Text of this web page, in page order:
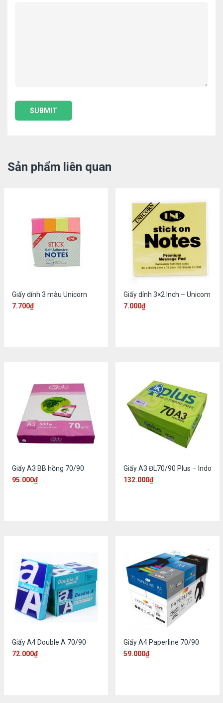
Sản phẩm liên quan
Giấy dính 3 màu Unicorn
7.700₫
Giấy dính 3×2 Inch – Unicom
7.000₫
Giấy A3 BB hồng 70/90
95.000₫
Giấy A3 ĐL70/90 Plus – Indo
132.000₫
Giấy A4 Double A 70/90
72.000₫
Giấy A4 Paperline 70/90
59.000₫